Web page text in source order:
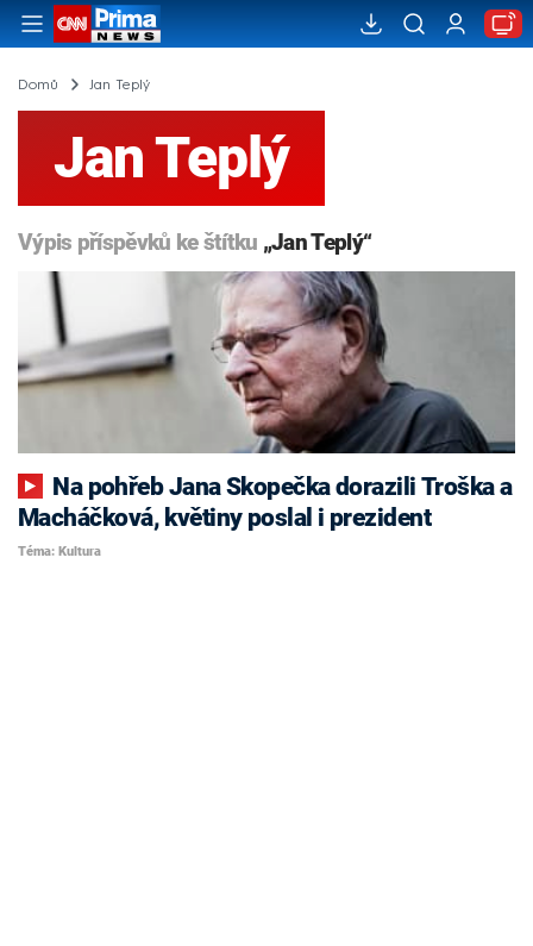
Domů Jan Teplý
Jan Teplý
Výpis příspěvků ke štítku „Jan Teplý“
Macháčková, květiny poslal i prezident
Téma: Kultura